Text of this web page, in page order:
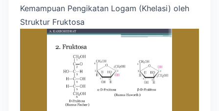
Kemampuan Pengikatan Logam (Khelasi) oleh
Struktur Fruktosa